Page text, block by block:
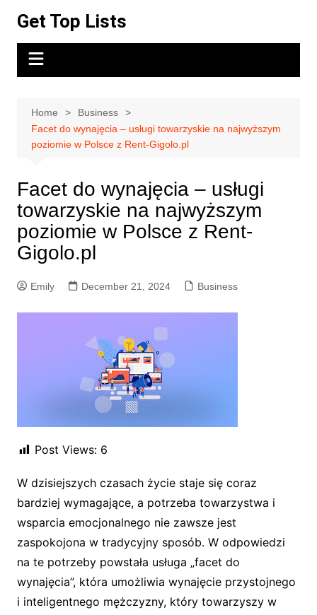
content
Get Top Lists
Home
Business
Facet do wynajęcia – usługi towarzyskie na najwyższym
poziomie w Polsce z Rent-Gigolo.pl
Facet do wynajęcia – usługi
towarzyskie na najwyższym
poziomie w Polsce z Rent-
Gigolo.pl
Emily December 21, 2024 Business
Post Views: 6
W dzisiejszych czasach życie staje się coraz
bardziej wymagające, a potrzeba towarzystwa i
wsparcia emocjonalnego nie zawsze jest
zaspokojona w tradycyjny sposób. W odpowiedzi
na te potrzeby powstała usługa „facet do
wynajęcia”, która umożliwia wynajęcie przystojnego
i inteligentnego mężczyzny, który towarzyszy w